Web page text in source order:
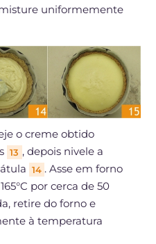
uniformemente
o creme obtido
13 , depois nivele a
14 . Asse em forno
por cerca de 50
retire do forno e
à temperatura